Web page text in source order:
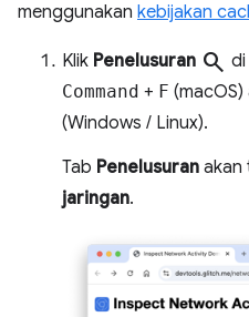
menggunakan kebijakan
Klik Penelusuran search
Command + F (macOS)
(Windows / Linux).
Tab Penelusuran akan
jaringan.